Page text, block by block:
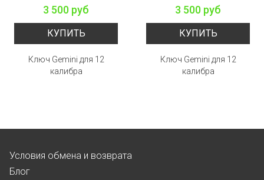
3 500 руб
КУПИТЬ
Ключ Gemini для 12
калибра
3 500 руб
КУПИТЬ
Ключ Gemini для 12
калибра
Условия обмена и возврата
Блог